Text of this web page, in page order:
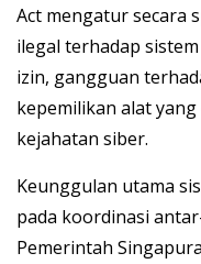
Act mengatur secara
ilegal terhadap
izin, gangguan
kepemilikan alat
kejahatan siber.
Keunggulan utama
pada koordinasi
Pemerintah